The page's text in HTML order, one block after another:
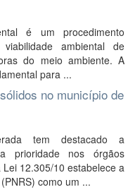
é um procedimento
ambiental de
do meio ambiente. A
para ...
no município de
tem destacado a
prioridade nos órgãos
12.305/10 estabelece a
como um ...